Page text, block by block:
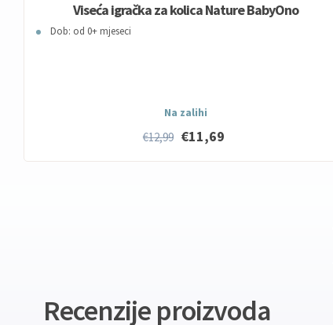
Viseća igračka za kolica Nature BabyOno
Dob: od 0+ mjeseci
Na zalihi
€12,99 €11,69
Recenzije proizvoda